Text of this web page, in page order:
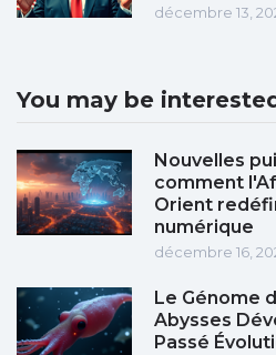
décembre 13,
You may be
Nouvelles
comment
Orient
numérique
décembre 16,
Le Génome
Abysses
Passé